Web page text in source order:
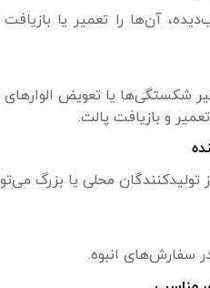
آن‌ها را تعمیر یا
شکستگی‌ها یا تعویض
و بازیافت پالت.
محلی یا بزرگ
سفارش‌های انبوه.